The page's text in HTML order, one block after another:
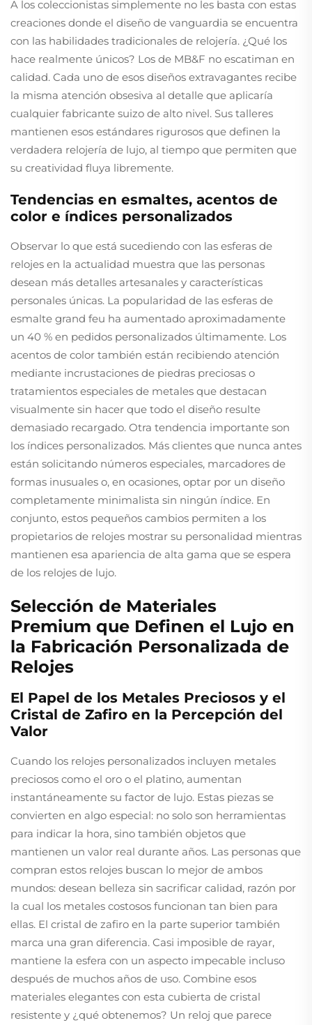
A los coleccionistas simplemente no les basta con estas
creaciones donde el diseño de vanguardia se encuentra
con las habilidades tradicionales de relojería. ¿Qué los
hace realmente únicos? Los de MB&F no escatiman en
calidad. Cada uno de esos diseños extravagantes recibe
la misma atención obsesiva al detalle que aplicaría
cualquier fabricante suizo de alto nivel. Sus talleres
mantienen esos estándares rigurosos que definen la
verdadera relojería de lujo, al tiempo que permiten que
su creatividad fluya libremente.
Tendencias en esmaltes, acentos de
color e índices personalizados
Observar lo que está sucediendo con las esferas de
relojes en la actualidad muestra que las personas
desean más detalles artesanales y características
personales únicas. La popularidad de las esferas de
esmalte grand feu ha aumentado aproximadamente
un 40 % en pedidos personalizados últimamente. Los
acentos de color también están recibiendo atención
mediante incrustaciones de piedras preciosas o
tratamientos especiales de metales que destacan
visualmente sin hacer que todo el diseño resulte
demasiado recargado. Otra tendencia importante son
los índices personalizados. Más clientes que nunca antes
están solicitando números especiales, marcadores de
formas inusuales o, en ocasiones, optar por un diseño
completamente minimalista sin ningún índice. En
conjunto, estos pequeños cambios permiten a los
propietarios de relojes mostrar su personalidad mientras
mantienen esa apariencia de alta gama que se espera
de los relojes de lujo.
Selección de Materiales
Premium que Definen el Lujo en
la Fabricación Personalizada de
Relojes
El Papel de los Metales Preciosos y el
Cristal de Zafiro en la Percepción del
Valor
Cuando los relojes personalizados incluyen metales
preciosos como el oro o el platino, aumentan
instantáneamente su factor de lujo. Estas piezas se
convierten en algo especial: no solo son herramientas
para indicar la hora, sino también objetos que
mantienen un valor real durante años. Las personas que
compran estos relojes buscan lo mejor de ambos
mundos: desean belleza sin sacrificar calidad, razón por
la cual los metales costosos funcionan tan bien para
ellas. El cristal de zafiro en la parte superior también
marca una gran diferencia. Casi imposible de rayar,
mantiene la esfera con un aspecto impecable incluso
después de muchos años de uso. Combine esos
materiales elegantes con esta cubierta de cristal
resistente y ¿qué obtenemos? Un reloj que parece